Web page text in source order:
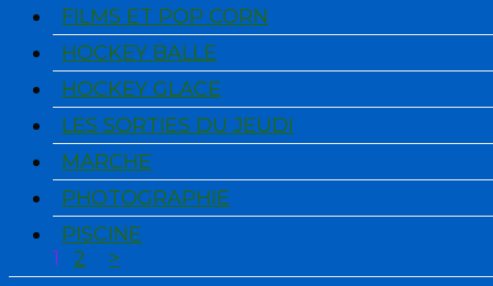
FILMS ET POP CORN
HOCKEY BALLE
HOCKEY GLACE
LES SORTIES DU JEUDI
MARCHE
PHOTOGRAPHIE
PISCINE
1
2 >